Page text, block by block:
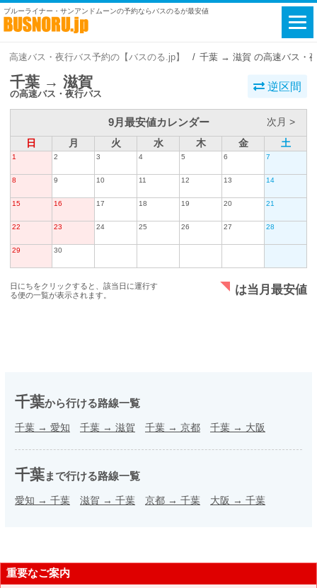
ブルーライナー・サンアンドムーンの予約ならバスのるが最安値
高速バス・夜行バス予約の【バスのる.jp】 千葉 → 滋賀 の高速バス・
千葉 → 滋賀
の高速バス・夜行バス
逆区間
9月最安値カレンダー
次月 >
日
月 火 水 木 金 土
1 2 3 4 5 6 7
8 9 10 11 12 13 14
15 16 17 18 19 20 21
22 23 24 25 26 27 28
29 30
日にちをクリックすると、該当日に運行す
る便の一覧が表示されます。
は当月最安値
千葉から行ける路線一覧
千葉 → 愛知 千葉 → 滋賀 千葉 → 京都 千葉 → 大阪
千葉まで行ける路線一覧
愛知 → 千葉 滋賀 → 千葉 京都 → 千葉 大阪 → 千葉
重要なご案内